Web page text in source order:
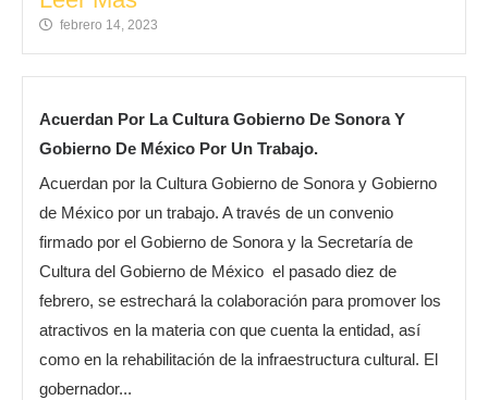
febrero 14, 2023
Acuerdan Por La Cultura Gobierno De Sonora Y
Gobierno De México Por Un Trabajo.
Acuerdan por la Cultura Gobierno de Sonora y Gobierno
de México por un trabajo. A través de un convenio
firmado por el Gobierno de Sonora y la Secretaría de
Cultura del Gobierno de México el pasado diez de
febrero, se estrechará la colaboración para promover los
atractivos en la materia con que cuenta la entidad, así
como en la rehabilitación de la infraestructura cultural. El
gobernador...